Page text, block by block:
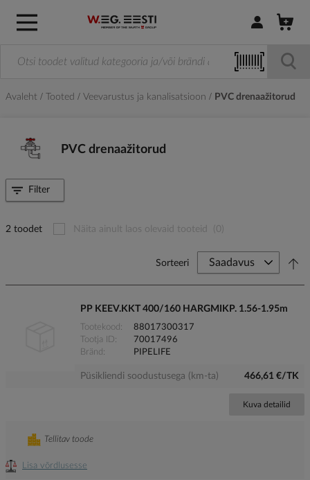
Logi sisse /
Avaleht Tooted Veevarustus ja kanalisatsioon PVC drenaažitorud
PVC drenaažitorud
2 toodet Näita ainult laos olevaid tooteid (0)
Sorteeri
PP KEEV.KKT 400/160 HARGMIKP. 1.56-1.95m
Tootekood
88017300317
Tootja ID
70017496
Bränd
PIPELIFE
Püsikliendi soodustusega (km-ta) 466,61 €/TK
Kuva detailid
Lisa võrdlusesse
Tellitav toode
Filter